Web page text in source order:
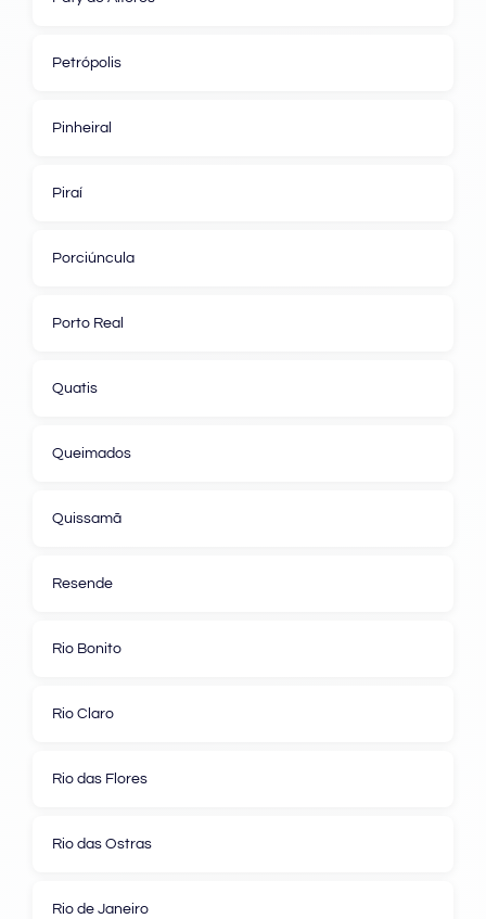
Petrópolis
Pinheiral
Piraí
Porciúncula
Porto Real
Quatis
Queimados
Quissamã
Resende
Rio Bonito
Rio Claro
Rio das Flores
Rio das Ostras
Rio de Janeiro